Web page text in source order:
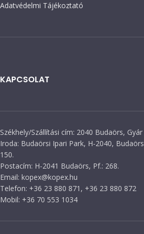
Adatvédelmi Tájékoztató
KAPCSOLAT
Székhely/Szállítási cím: 2040 Budaörs, Gyár
Iroda: Budaörsi Ipari Park, H-2040,
150.
Postacím: H-2041 Budaörs, Pf.: 268.
Email: kopex@kopex.hu
Telefon: +36 23 880 871, +36 23 880 872
Mobil: +36 70 553 1034